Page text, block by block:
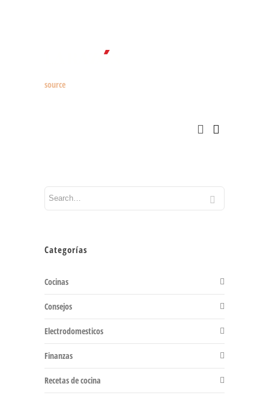
source
Categorías
Cocinas
Consejos
Electrodomesticos
Finanzas
Recetas de cocina